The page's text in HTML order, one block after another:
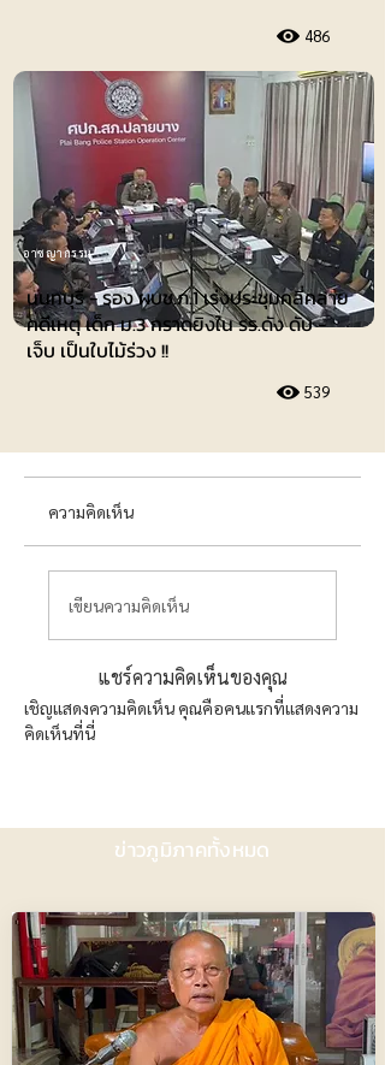
486
นนทบุรี - รอง ผบช.ภ.1 เร่งประชุมคลี่คลาย
คดีเหตุ เด็ก ม.3 กราดยิงใน รร.ดัง ดับ -
เจ็บ เป็นใบไม้ร่วง !!
539
อาชญากรรม
ความคิดเห็น
เขียนความคิดเห็น
แชร์ความคิดเห็นของคุณ
เชิญแสดงความคิดเห็น คุณคือคนแรกที่แสดงความ
คิดเห็นที่นี่
ข่าวภูมิภาคทั้งหมด